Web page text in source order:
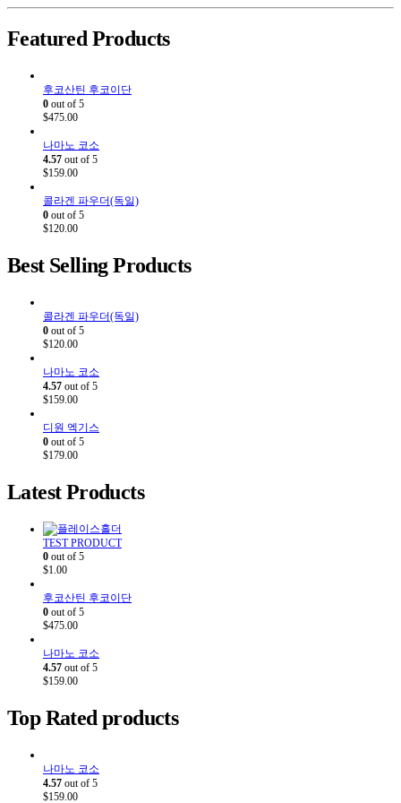
Featured Products
후코산틴 후코이단
0 out of 5
$475.00
나마노 코소
4.57 out of 5
$159.00
콜라겐 파우더(독일)
0 out of 5
$120.00
Best Selling Products
콜라겐 파우더(독일)
0 out of 5
$120.00
나마노 코소
4.57 out of 5
$159.00
디원 엑기스
0 out of 5
$179.00
Latest Products
TEST PRODUCT
0 out of 5
$1.00
후코산틴 후코이단
0 out of 5
$475.00
나마노 코소
4.57 out of 5
$159.00
Top Rated products
나마노 코소
4.57 out of 5
$159.00